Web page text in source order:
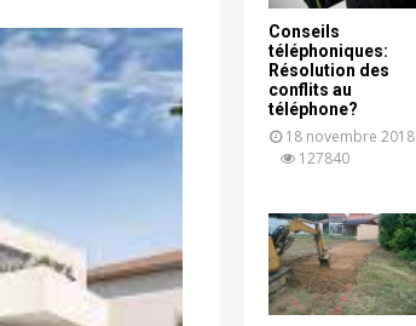
Conseils
téléphoniques:
Résolution des
conflits au
téléphone?
18 novembre 2018
127840